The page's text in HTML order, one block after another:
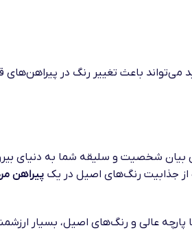
باعث تغییر رنگ در
بیان شخصیت و سلیقه شما به دنیای
از جذابیت رنگ‌های اصیل در یک پیراهن
عالی و رنگ‌های اصیل، بسیار